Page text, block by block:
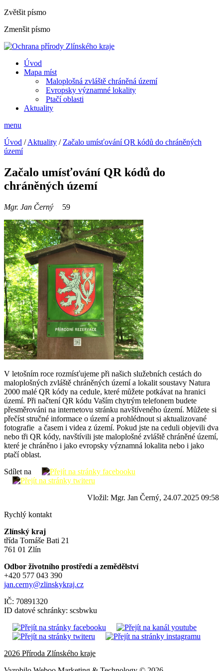
Zvětšit písmo
Zmenšit písmo
Úvod
Mapa míst
Maloplošná zvláště chráněná území
Evropsky významné lokality
Ptačí oblasti
Aktuality
menu
Úvod /Aktuality / Začalo umísťování QR kódů do chráněných
území
Začalo umísťování QR kódů do
chráněných území
Mgr. Jan Černý 59
V letošním roce rozmísťujeme při našich služebních cestách do
maloplošných zvláště chráněných území a lokalit soustavy Natura
2000 malé QR kódy na cedule, které můžete potkávat na hranici
území. Při načtení QR kódu Vaším chytrým telefonem budete
přesměrováni na internetovu stránku navštíveného území. Můžete si
přečíst stručné informace o území a prohlédnout si aktualizované
fotografie a časem i videa z území. Pokud jste na ceduli objevili dva
nebo tři QR kódy, navštívili jste maloplošné zvláště chráněné území,
které je chráněno i jako evropsky významná lokalita nebo i jako
ptačí oblast.
Sdílet na
Vložil: Mgr. Jan Černý, 24.07.2025 09:58
Rychlý kontakt
Zlínský kraj
třída Tomáše Bati 21
761 01 Zlín
Odbor životního prostředí a zemědělství
+420 577 043 390
jan.cerny@zlinskykraj.cz
IČ: 70891320
ID datové schránky: scsbwku
2026 Příroda Zlínského kraje